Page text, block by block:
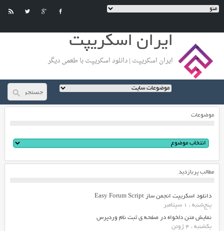
ایران اسکریپت
ایران اسکریپت | دانلود اسکریپت با طعمی دیگر
موضوعات
مطالب پربازدید
دانلود اسکریپت انجمن ساز Easy Forum Script
پنج‌شنبه ، 1 سپتامبر
نمایش متن دلخواه در صفحه ی ثبت نام وردپرس
یکشنبه ، 4 ژوئن